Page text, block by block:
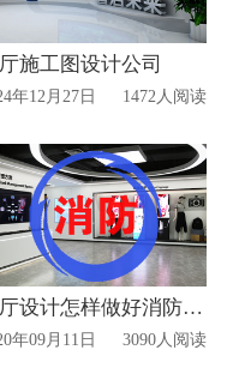
施工图设计公司
年12月27日 1472人阅读
展厅设计怎样做好消防安全措施?
年09月11日 3090人阅读